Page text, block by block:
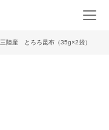
三陸産 とろろ昆布（35g×2袋）